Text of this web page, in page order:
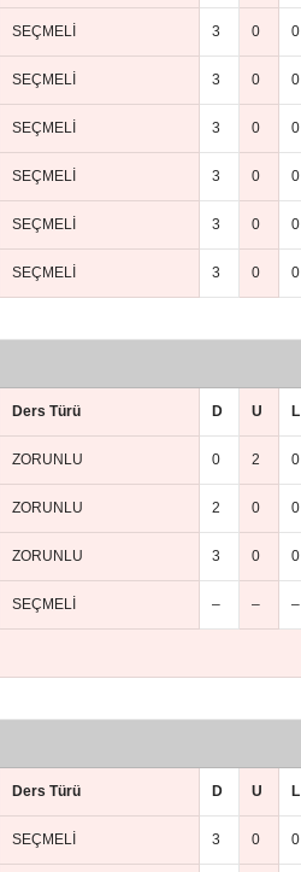
SEÇMELİ 3 0 0
SEÇMELİ 3 0 0
SEÇMELİ 3 0 0
SEÇMELİ 3 0 0
SEÇMELİ 3 0 0
SEÇMELİ 3 0 0
Ders Türü D U L
ZORUNLU 0 2 0
ZORUNLU 2 0 0
ZORUNLU 3 0 0
SEÇMELİ – – –
Ders Türü D U L
SEÇMELİ 3 0 0